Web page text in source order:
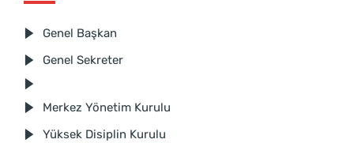
Genel Başkan
Genel Sekreter
Merkez Yönetim Kurulu
Yüksek Disiplin Kurulu